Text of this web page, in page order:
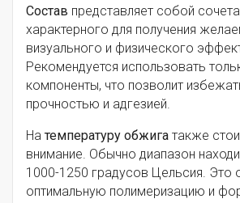
Состав представляет собой
характерного для получения
визуального и физического
Рекомендуется использовать
компоненты, что позволит
прочностью и адгезией.
На температуру обжига также
внимание. Обычно диапазон
1000-1250 градусов Цельсия. Это
оптимальную полимеризацию и